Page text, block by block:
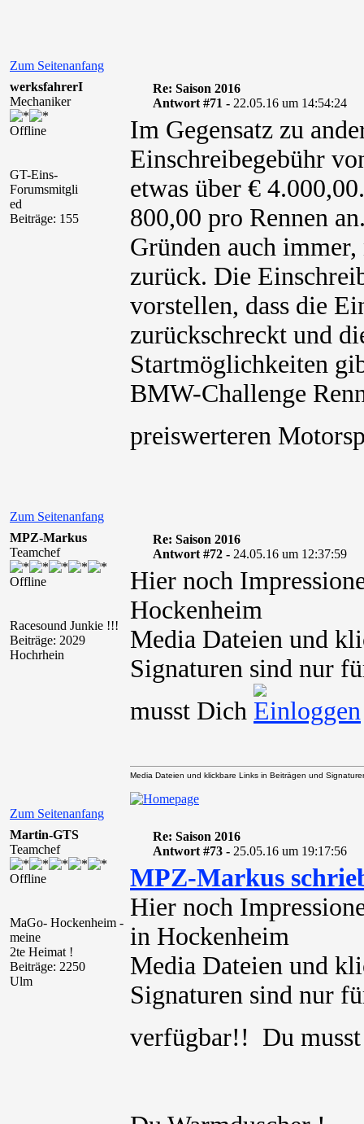
Zum Seitenanfang
werksfahrerI
Mechaniker
Offline
GT-Eins-
Forumsmitgli
ed
Beiträge: 155
Re: Saison 2016
Antwort #71 - 22.05.16 um 14:54:24
Im Gegensatz zu
Einschreibegebühr
etwas über €
800,00 pro Rennen
Gründen auch
zurück. Die
vorstellen, dass die
zurückschreckt und
Startmöglichkeiten
BMW-Challenge
preiswerteren
Zum Seitenanfang
MPZ-Markus
Teamchef
Offline
Racesound Junkie !!!
Beiträge: 2029
Hochrhein
Re: Saison 2016
Antwort #72 - 24.05.16 um 12:37:59
Hier noch
Hockenheim
Media Dateien und
Signaturen sind nur
musst Dich
Zum Seitenanfang
Media Dateien und klickbare Links in Beiträgen und
Martin-GTS
Teamchef
Offline
MaGo- Hockenheim -
meine
2te Heimat !
Beiträge: 2250
Ulm
Re: Saison 2016
Antwort #73 - 25.05.16 um 19:17:56
MPZ-Markus
Hier noch
in Hockenheim
Media Dateien und
Signaturen sind nur
verfügbar!! Du